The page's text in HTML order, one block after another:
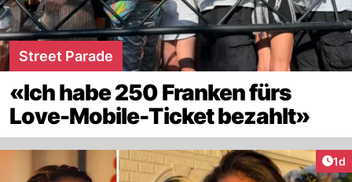
Street Parade
«Ich habe 250 Franken fürs
Love-Mobile-Ticket bezahlt»
1d